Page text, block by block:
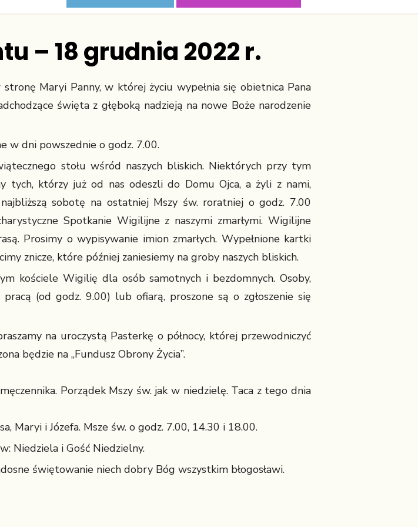
– 18 grudnia 2022 r.
Maryi Panny, w której życiu wypełnia się obietnica Pana
święta z głęboką nadzieją na nowe Boże narodzenie
w dni powszednie o godz. 7.00.
stołu wśród naszych bliskich. Niektórych przy tym
tych, którzy już od nas odeszli do Domu Ojca, a żyli z nami,
sobotę na ostatniej Mszy św. roratniej o godz. 7.00
Spotkanie Wigilijne z naszymi zmarłymi. Wigilijne
Prosimy o wypisywanie imion zmarłych. Wypełnione kartki
znicze, które później zaniesiemy na groby naszych bliskich.
kościele Wigilię dla osób samotnych i bezdomnych. Osoby,
(od godz. 9.00) lub ofiarą, proszone są o zgłoszenie się
na uroczystą Pasterkę o północy, której przewodniczyć
będzie na „Fundusz Obrony Życia”.
Porządek Mszy św. jak w niedzielę. Taca z tego dnia
Maryi i Józefa. Msze św. o godz. 7.00, 14.30 i 18.00.
Niedziela i Gość Niedzielny.
świętowanie niech dobry Bóg wszystkim błogosławi.